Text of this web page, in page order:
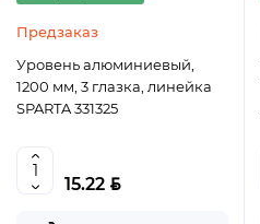
Предзаказ
Уровень алюминиевый,
1200 мм, 3 глазка, линейка
SPARTA 331325
15.22 BYN